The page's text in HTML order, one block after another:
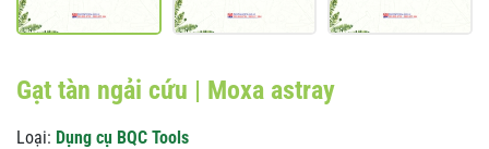
Gạt tàn ngải cứu | Moxa astray
Loại: Dụng cụ BQC Tools